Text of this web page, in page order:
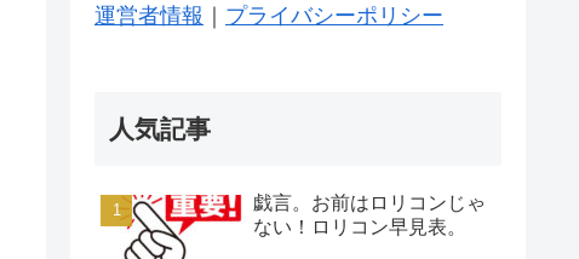
運営者情報 プライバシーポリシー
人気記事
戯言。お前はロリコンじゃ
ない！ロリコン早見表。